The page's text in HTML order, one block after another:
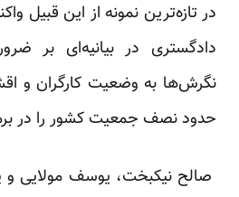
در تازه‌ترین نمونه از این قبیل
دادگستری در بیانیه‌ای بر
نگرش‌ها به وضعیت کارگران و
حدود نصف جمعیت کشور را در
صالح نیکبخت، یوسف مولایی و